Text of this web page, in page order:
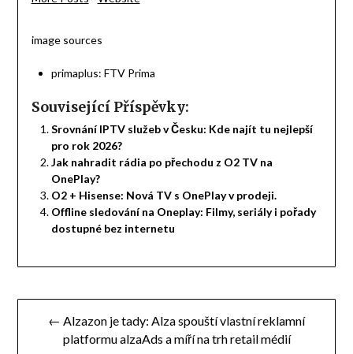
image sources
primaplus: FTV Prima
Související Příspěvky:
Srovnání IPTV služeb v Česku: Kde najít tu nejlepší
pro rok 2026?
Jak nahradit rádia po přechodu z O2 TV na
OnePlay?
O2 + Hisense: Nová TV s OnePlay v prodeji.
Offline sledování na Oneplay: Filmy, seriály i pořady
dostupné bez internetu
Navigace
← Alzazon je tady: Alza spouští vlastní reklamní
platformu alzaAds a míří na trh retail médií